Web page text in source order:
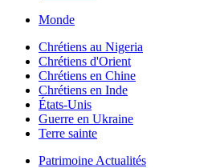
Monde
Chrétiens au Nigeria
Chrétiens d'Orient
Chrétiens en Chine
Chrétiens en Inde
États-Unis
Guerre en Ukraine
Terre sainte
Patrimoine Actualités